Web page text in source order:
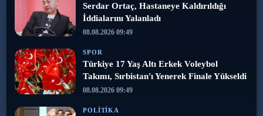
Serdar Ortaç, Hastaneye Kaldırıldığı
İddialarını Yalanladı
08.08.2026 09:49
SPOR
Türkiye 17 Yaş Altı Erkek Voleybol
Takımı, Sırbistan'ı Yenerek Finale Yükseldi
08.08.2026 09:49
POLITIKA